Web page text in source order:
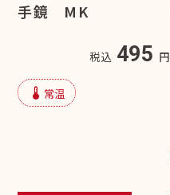
手鏡 MK
税込 495 円
device_thermostat 常温